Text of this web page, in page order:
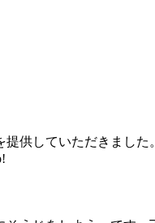
供していただきました